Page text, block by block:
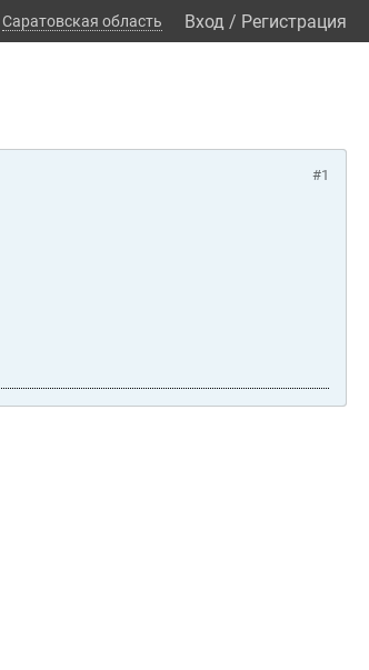
Саратовская область Вход / Регистрация
#1